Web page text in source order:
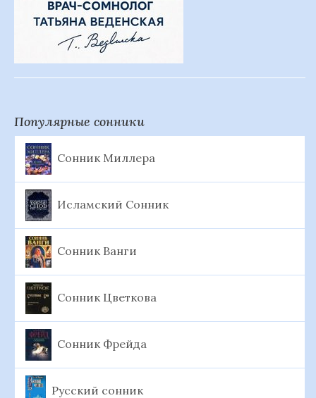
Популярные сонники
Сонник Миллера
Исламский Сонник
Сонник Ванги
Сонник Цветкова
Сонник Фрейда
Русский сонник